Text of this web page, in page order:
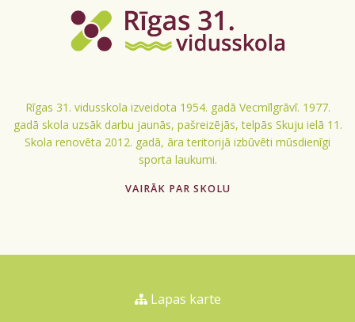
Rīgas 31. vidusskola izveidota 1954. gadā Vecmīlgrāvī. 1977.
gadā skola uzsāk darbu jaunās, pašreizējās, telpās Skuju ielā 11.
Skola renovēta 2012. gadā, āra teritorijā izbūvēti mūsdienīgi
sporta laukumi.
VAIRĀK PAR SKOLU
Lapas karte